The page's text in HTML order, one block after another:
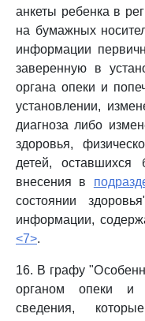
анкеты ребенка в
на бумажных
информации
заверенную в
органа опеки и
установлении,
диагноза либо
здоровья,
детей, оставшихся
внесения в
состоянии
информации,
<7>.
16. В графу
органом опеки и
сведения,